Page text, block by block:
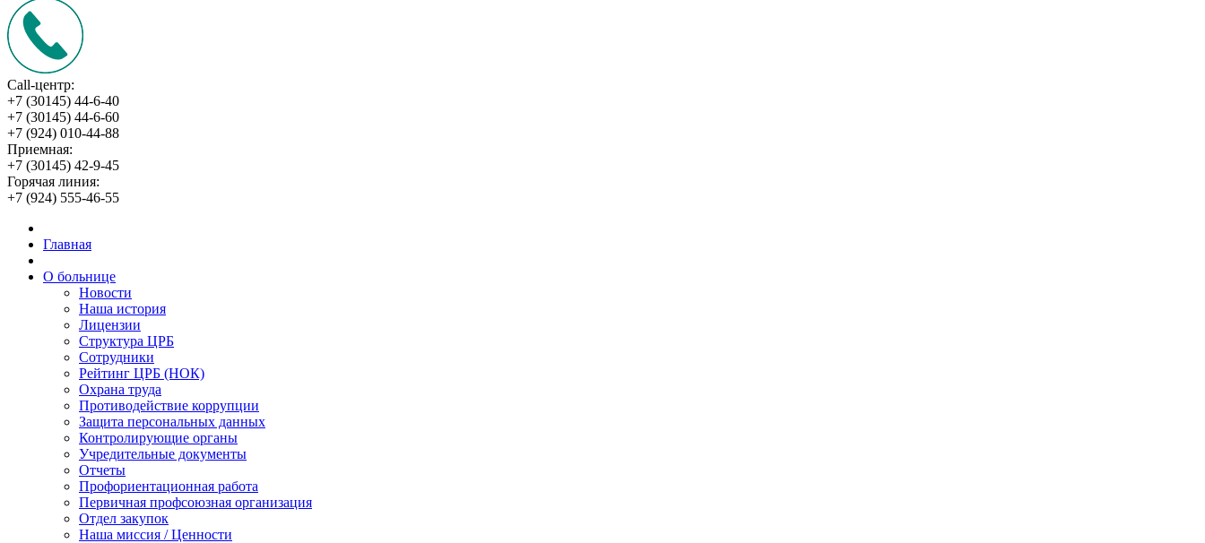
Call-центр:
+7 (30145) 44-6-40
+7 (30145) 44-6-60
+7 (924) 010-44-88
Приемная:
+7 (30145) 42-9-45
Горячая линия:
+7 (924) 555-46-55
Главная
О больнице
Новости
Наша история
Лицензии
Структура ЦРБ
Сотрудники
Рейтинг ЦРБ (НОК)
Охрана труда
Противодействие коррупции
Защита персональных данных
Контролирующие органы
Учредительные документы
Отчеты
Профориентационная работа
Первичная профсоюзная организация
Отдел закупок
Наша миссия / Ценности